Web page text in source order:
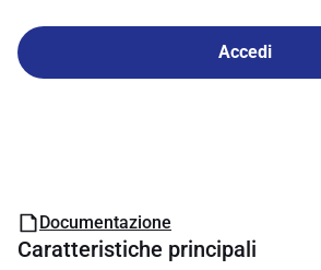
Accedi
Documentazione
Caratteristiche principali